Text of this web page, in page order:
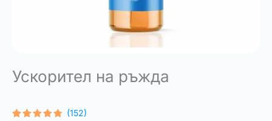
Ускорител на ръжда
(152)